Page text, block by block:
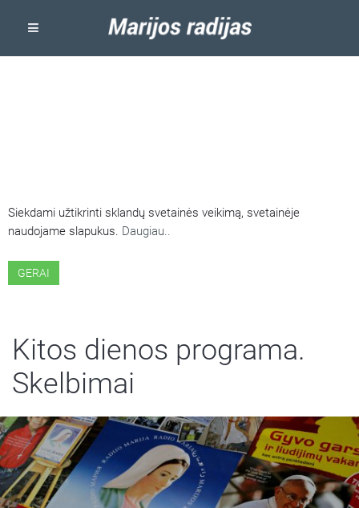
Siekdami užtikrinti sklandų svetainės veikimą, svetainėje
naudojame slapukus. Daugiau..
GERAI
Kitos dienos programa.
Skelbimai